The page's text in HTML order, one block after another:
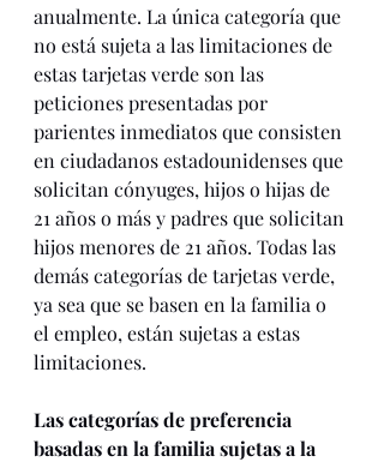
anualmente. La única categoría que
no está sujeta a las limitaciones de
estas tarjetas verde son las
peticiones presentadas por
parientes inmediatos que consisten
en ciudadanos estadounidenses que
solicitan cónyuges, hijos o hijas de
21 años o más y padres que solicitan
hijos menores de 21 años. Todas las
demás categorías de tarjetas verde,
ya sea que se basen en la familia o
el empleo, están sujetas a estas
limitaciones.
Las categorías de preferencia
basadas en la familia sujetas a la